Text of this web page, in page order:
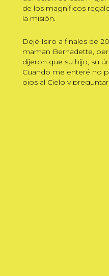
de los magníficos
la misión.
Dejé Isiro a finales de
maman Bernadette,
dijeron que su hijo, su
Cuando me enteré no
ojos al Cielo y